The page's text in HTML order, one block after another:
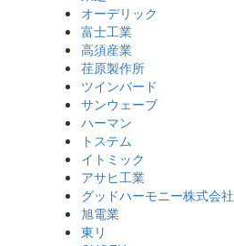
オーデリック
富士工業
高須産業
荏原製作所
ツインバード
サンウェーブ
ハーマン
トステム
イトミック
アサヒ工業
グッドハーモニー株式会社
旭電業
東リ